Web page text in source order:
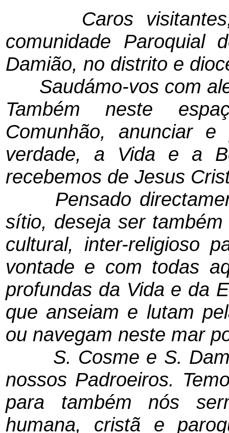
Caros visitantes,
comunidade Paroquial
Damião, no distrito e
Saudámo-vos com
Também neste
Comunhão, anunciar
verdade, a Vida e a
recebemos de Jesus
Pensado
sítio, deseja ser
cultural, inter-religioso
vontade e com todas
profundas da Vida e da
que anseiam e lutam
ou navegam neste mar
S. Cosme e S.
nossos Padroeiros.
para também nós
humana, cristã e